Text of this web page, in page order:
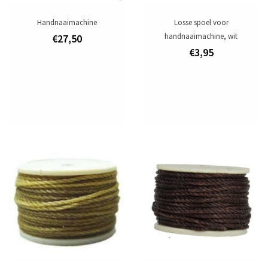
Handnaaimachine
€27,50
Losse spoel voor
handnaaimachine, wit
€3,95